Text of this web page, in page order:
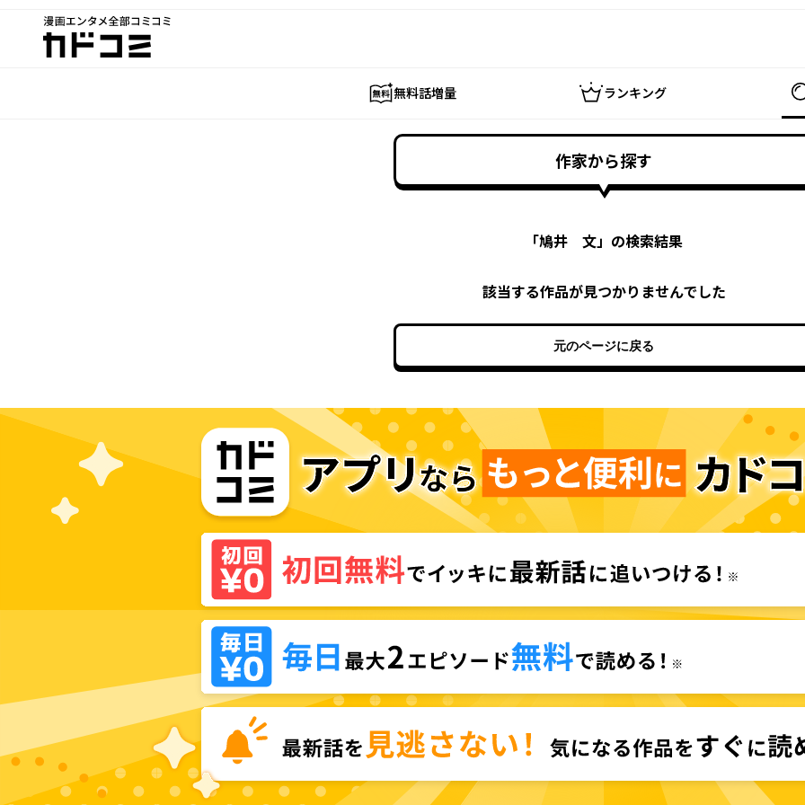
漫画エンタメ全部コミコミ
カドコミ
無料話増量 ランキング
作家から探す
「鳩井 文」の検索結果
該当する作品が見つかりませんでした
元のページに戻る